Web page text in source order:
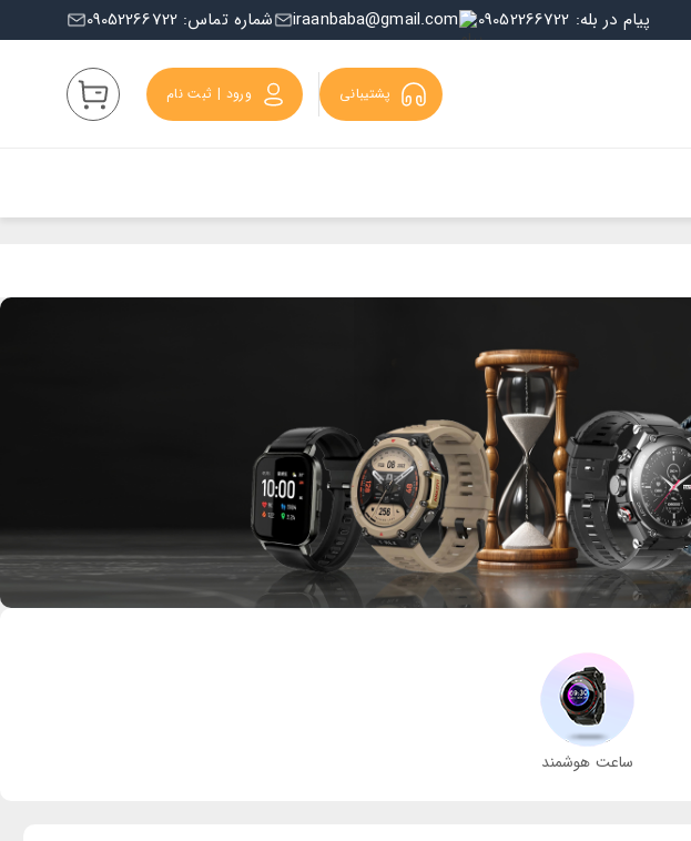
شماره تماس: 09052266722 iraanbaba@gmail.com پیام در بله: 09052266722
پشتیبانی ورود | ثبت نام
ساعت هوشمند